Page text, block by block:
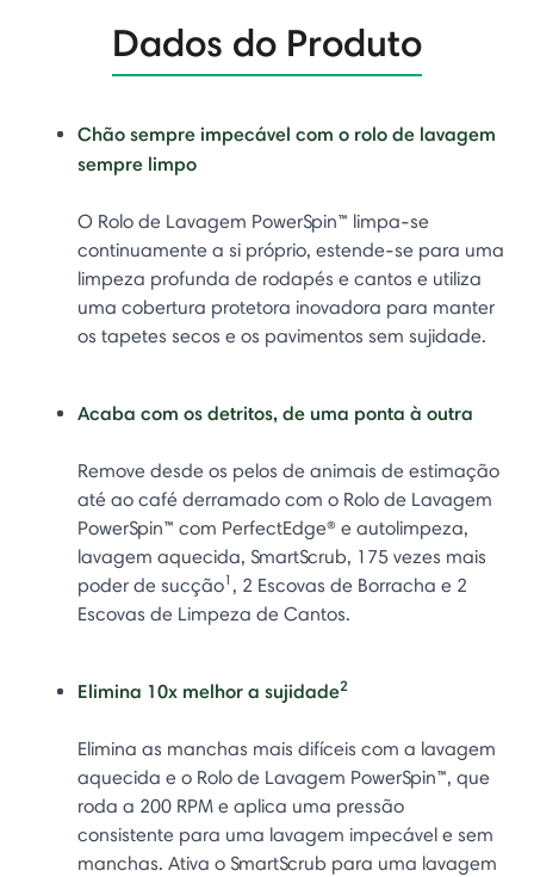
Dados do Produto
Chão sempre impecável com o rolo de lavagem
sempre limpo
O Rolo de Lavagem PowerSpin™ limpa-se
continuamente a si próprio, estende-se para uma
limpeza profunda de rodapés e cantos e utiliza
uma cobertura protetora inovadora para manter
os tapetes secos e os pavimentos sem sujidade.
Acaba com os detritos, de uma ponta à outra
Remove desde os pelos de animais de estimação
até ao café derramado com o Rolo de Lavagem
PowerSpin™ com PerfectEdge® e autolimpeza,
lavagem aquecida, SmartScrub, 175 vezes mais
poder de sucção1 , 2 Escovas de Borracha e 2
Escovas de Limpeza de Cantos.
Elimina 10x melhor a sujidade2
Elimina as manchas mais difíceis com a lavagem
aquecida e o Rolo de Lavagem PowerSpin™, que
roda a 200 RPM e aplica uma pressão
consistente para uma lavagem impecável e sem
manchas. Ativa o SmartScrub para uma lavagem